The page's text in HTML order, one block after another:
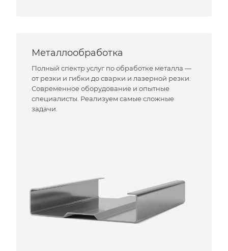
Металлообработка
Полный спектр услуг по обработке металла —
от резки и гибки до сварки и лазерной резки.
Современное оборудование и опытные
специалисты. Реализуем самые сложные
задачи.